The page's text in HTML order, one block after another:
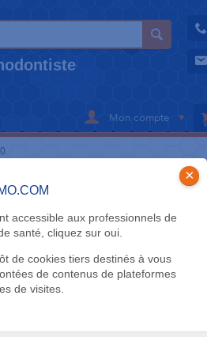
Mon compte
accessible aux professionnels de
santé, cliquez sur oui.
de cookies tiers destinés à vous
de contenus de plateformes
de visites.
×
ARCS
DTC Niti thermique
Elastic .020 x .020
sachet individuel
DTC